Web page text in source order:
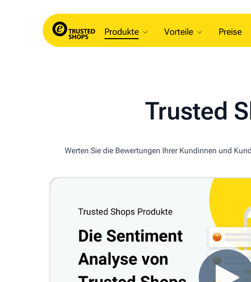
Produkte Vorteile Preise
Trusted
Werten Sie die Bewertungen Ihrer Kundinnen und